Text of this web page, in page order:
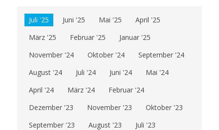
Juli '25 Juni '25 Mai '25
April '25
März '25
Februar '25
Januar '25
November '24
Oktober '24
September '24
August '24
Juli '24 Juni '24
Mai '24
April '24
März '24
Februar '24
Dezember '23
November '23
Oktober '23
September '23
August '23
Juli '23